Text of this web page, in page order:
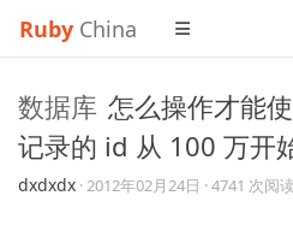
Ruby China
数据库 怎么操作才能
记录的 id 从 100 万开
dxdxdx ·2012年02月24日 · 4741 次阅读